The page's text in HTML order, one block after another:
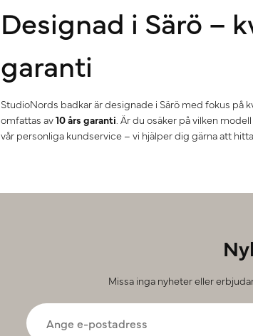
Designad i Särö –
garanti
StudioNords badkar är designade i Särö med fokus på
omfattas av10 års garanti . Är du osäker på vilken
vår personliga kundservice – vi hjälper dig gärna att
Missa inga nyheter eller